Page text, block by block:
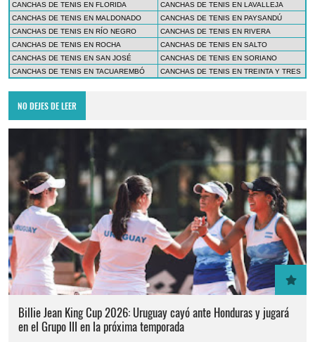
CANCHAS DE TENIS EN FLORIDA
CANCHAS DE TENIS EN LAVALLEJA
CANCHAS DE TENIS EN MALDONADO
CANCHAS DE TENIS EN PAYSANDÚ
CANCHAS DE TENIS EN RÍO NEGRO
CANCHAS DE TENIS EN RIVERA
CANCHAS DE TENIS EN ROCHA
CANCHAS DE TENIS EN SALTO
CANCHAS DE TENIS EN SAN JOSÉ
CANCHAS DE TENIS EN SORIANO
CANCHAS DE TENIS EN TACUAREMBÓ
CANCHAS DE TENIS EN TREINTA Y TRES
NO DEJES DE LEER
Billie Jean King Cup 2026: Uruguay cayó ante Honduras y jugará
en el Grupo III en la próxima temporada